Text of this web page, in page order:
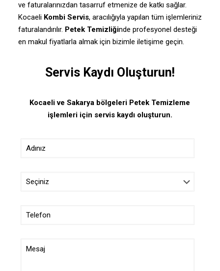
ve faturalarınızdan tasarruf etmenize de katkı sağlar.
Kocaeli Kombi Servis, aracılığıyla yapılan tüm işlemleriniz
faturalandırılır. Petek Temizliğinde profesyonel desteği
en makul fiyatlarla almak için bizimle iletişime geçin.
Servis Kaydı Oluşturun!
Kocaeli ve Sakarya bölgeleri Petek Temizleme
işlemleri için servis kaydı oluşturun.